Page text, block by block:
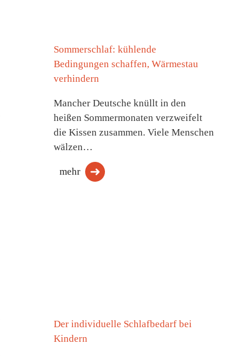
Sommerschlaf: kühlende
Bedingungen schaffen, Wärmestau
verhindern
Mancher Deutsche knüllt in den
heißen Sommermonaten verzweifelt
die Kissen zusammen. Viele Menschen
wälzen…
mehr
Der individuelle Schlafbedarf bei
Kindern